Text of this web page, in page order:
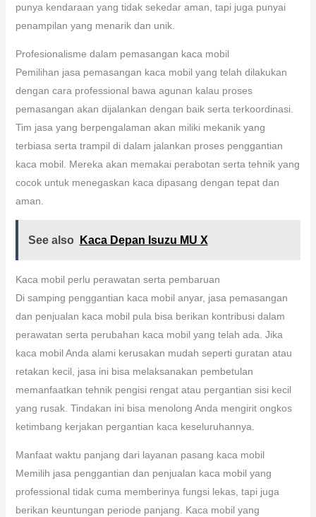
punya kendaraan yang tidak sekedar aman, tapi juga punyai
penampilan yang menarik dan unik.
Profesionalisme dalam pemasangan kaca mobil
Pemilihan jasa pemasangan kaca mobil yang telah dilakukan
dengan cara professional bawa agunan kalau proses
pemasangan akan dijalankan dengan baik serta terkoordinasi.
Tim jasa yang berpengalaman akan miliki mekanik yang
terbiasa serta trampil di dalam jalankan proses penggantian
kaca mobil. Mereka akan memakai perabotan serta tehnik yang
cocok untuk menegaskan kaca dipasang dengan tepat dan
aman.
See also Kaca Depan Isuzu MU X
Kaca mobil perlu perawatan serta pembaruan
Di samping penggantian kaca mobil anyar, jasa pemasangan
dan penjualan kaca mobil pula bisa berikan kontribusi dalam
perawatan serta perubahan kaca mobil yang telah ada. Jika
kaca mobil Anda alami kerusakan mudah seperti guratan atau
retakan kecil, jasa ini bisa melaksanakan pembetulan
memanfaatkan tehnik pengisi rengat atau pergantian sisi kecil
yang rusak. Tindakan ini bisa menolong Anda mengirit ongkos
ketimbang kerjakan pergantian kaca keseluruhannya.
Manfaat waktu panjang dari layanan pasang kaca mobil
Memilih jasa penggantian dan penjualan kaca mobil yang
professional tidak cuma memberinya fungsi lekas, tapi juga
berikan keuntungan periode panjang. Kaca mobil yang